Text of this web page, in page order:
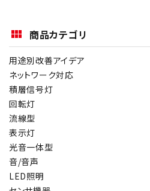
商品カテゴリ
用途別改善アイデア
ネットワーク対応
積層信号灯
回転灯
流線型
表示灯
光音一体型
音/音声
LED照明